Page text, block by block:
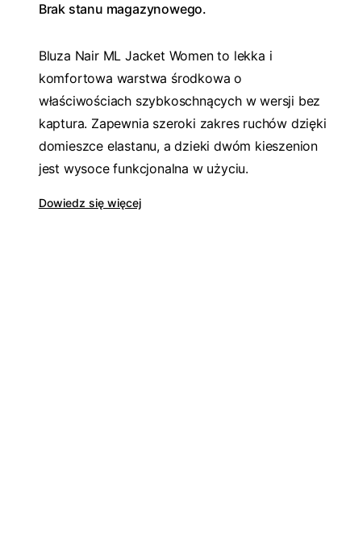
Brak stanu magazynowego.
Bluza Nair ML Jacket Women to lekka i
komfortowa warstwa środkowa o
właściwościach szybkoschnących w wersji bez
kaptura. Zapewnia szeroki zakres ruchów dzięki
domieszce elastanu, a dzieki dwóm kieszenion
jest wysoce funkcjonalna w użyciu.
Dowiedz się więcej